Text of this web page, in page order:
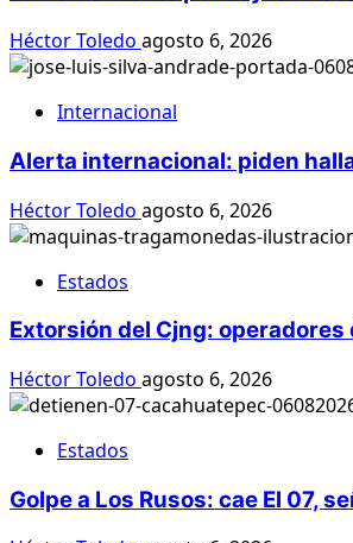
Héctor Toledo agosto 6, 2026
Internacional
Alerta internacional: piden
Héctor Toledo agosto 6, 2026
Estados
Extorsión del Cjng:
Héctor Toledo agosto 6, 2026
Estados
Golpe a Los Rusos: cae El 07,